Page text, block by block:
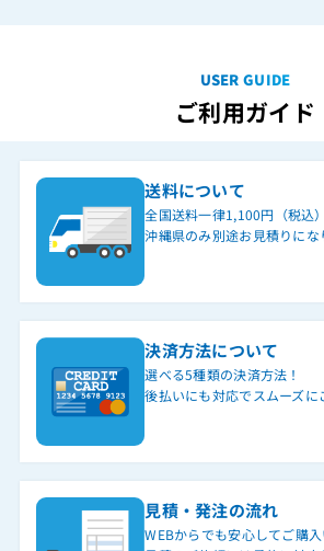
USER GUIDE
ご利用ガイド
送料について
全国送料一律1,100円（税込）
沖縄県のみ別途お見積りにな
決済方法について
選べる5種類の決済方法！
後払いにも対応でスムーズに
見積・発注の流れ
WEBからでも安心してご購入